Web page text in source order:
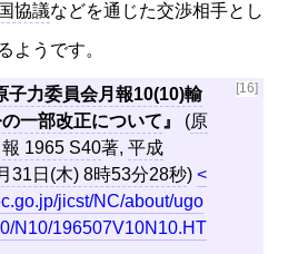
協議などを通じた交渉相手とし
ようです。
[16]
子力委員会月報10(10)輸
一部改正について
(原
1965 S40著, 平成
31日(木) 8時53分28秒)
jicst/NC/about/ugo
N10/196507V10N10.HT